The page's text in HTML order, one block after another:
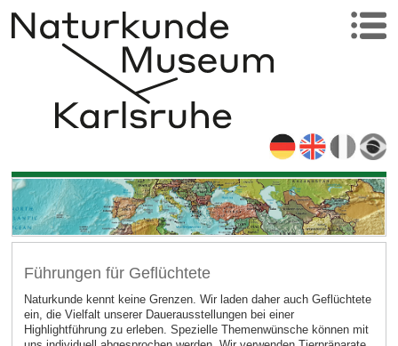
Führungen für Geflüchtete
Naturkunde kennt keine Grenzen. Wir laden daher auch Geflüchtete
ein, die Vielfalt unserer Dauerausstellungen bei einer
Highlightführung zu erleben. Spezielle Themenwünsche können mit